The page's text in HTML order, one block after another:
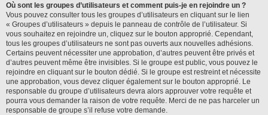
Où sont les groupes d’utilisateurs et comment puis-je en rejoindre un ?
Vous pouvez consulter tous les groupes d’utilisateurs en cliquant sur le lien
« Groupes d’utilisateurs » depuis le panneau de contrôle de l’utilisateur. Si
vous souhaitez en rejoindre un, cliquez sur le bouton approprié. Cependant,
tous les groupes d’utilisateurs ne sont pas ouverts aux nouvelles adhésions.
Certains peuvent nécessiter une approbation, d’autres peuvent être privés et
d’autres peuvent même être invisibles. Si le groupe est public, vous pouvez le
rejoindre en cliquant sur le bouton dédié. Si le groupe est restreint et nécessite
une approbation, vous devez cliquer également sur le bouton approprié. Le
responsable du groupe d’utilisateurs devra alors approuver votre requête et
pourra vous demander la raison de votre requête. Merci de ne pas harceler un
responsable de groupe s’il refuse votre demande.